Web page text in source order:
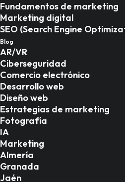
Fundamentos de marketing
Marketing digital
SEO (Search Engine
Blog
AR/VR
Ciberseguridad
Comercio electrónico
Desarrollo web
Diseño web
Estrategias de marketing
Fotografía
IA
Marketing
Almería
Granada
Jaén
llenar
Marketing en